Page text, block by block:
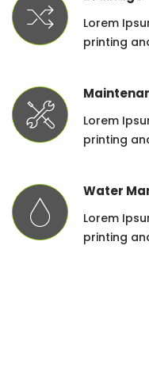
Lorem
printing
Lorem
printing
Water
Lorem
printing